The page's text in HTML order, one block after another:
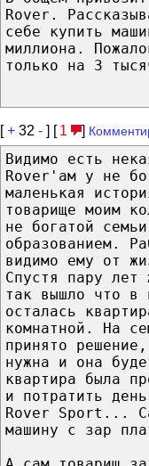
Rover.
себе купить
миллиона.
только на 3
[+ 32 - ] [ 1 ]
Видимо есть
Rover'ам у не
маленькая
товарище моим
не богатой
образованием.
видимо ему от
Спустя пару лет
так вышло что в
осталась
комнатной. На
принято
нужна и она
квартира была
и потратить
Rover Sport...
машину с зар